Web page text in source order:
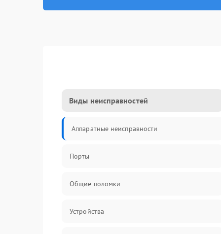
Виды неисправностей
Аппаратные неисправности
Порты
Общие поломки
Устройства